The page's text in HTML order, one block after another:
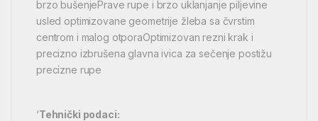
brzo bušenjePrave rupe i brzo uklanjanje piljevine
usled optimizovane geometrije žleba sa čvrstim
centrom i malog otporaOptimizovan rezni krak i
precizno izbrušena glavna ivica za sečenje postižu
precizne rupe
‘Tehnički podaci: